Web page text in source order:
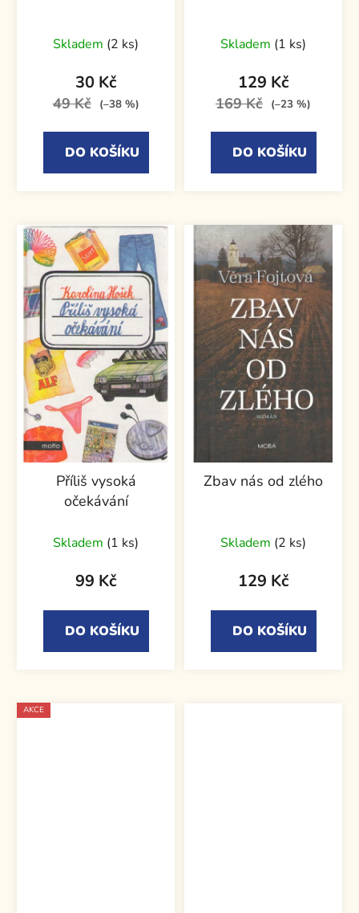
Skladem (2 ks)
30 Kč
49 Kč (–38 %)
DO KOŠÍKU
Skladem (1 ks)
129 Kč
169 Kč (–23 %)
DO KOŠÍKU
Příliš vysoká
očekávání
Skladem (1 ks)
99 Kč
DO KOŠÍKU
Zbav nás od zlého
Skladem (2 ks)
129 Kč
DO KOŠÍKU
AKCE